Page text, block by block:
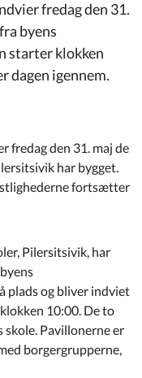
fredag den 31.
byens
starter klokken
dagen igennem.
fredag den 31. maj de
har bygget.
fortsætter
Pilersitsivik, har
plads og bliver indviet
10:00. De to
Pavillonerne er
borgergrupperne,